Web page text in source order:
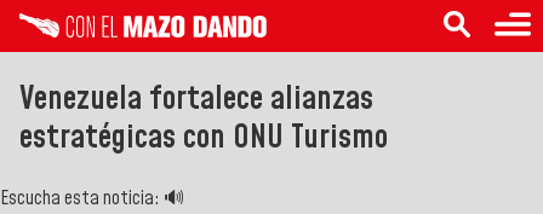
Venezuela fortalece alianzas
estratégicas con ONU Turismo
Escucha esta noticia: 🔊